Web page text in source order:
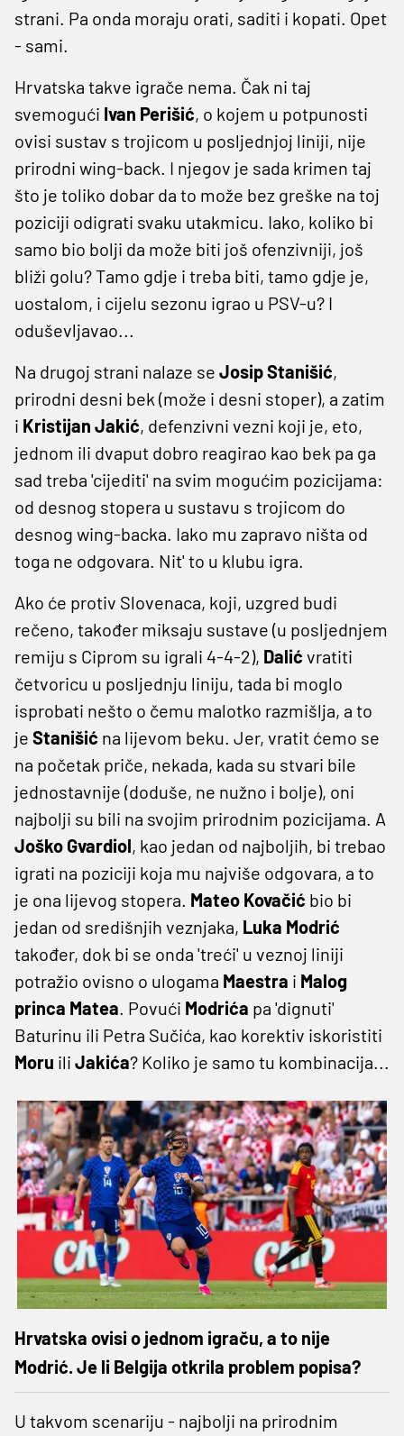
strani. Pa onda moraju orati, saditi i kopati. Opet
- sami.
Hrvatska takve igrače nema. Čak ni taj
svemogući Ivan Perišić, o kojem u potpunosti
ovisi sustav s trojicom u posljednjoj liniji, nije
prirodni wing-back. I njegov je sada krimen taj
što je toliko dobar da to može bez greške na toj
poziciji odigrati svaku utakmicu. Iako, koliko bi
samo bio bolji da može biti još ofenzivniji, još
bliži golu? Tamo gdje i treba biti, tamo gdje je,
uostalom, i cijelu sezonu igrao u PSV-u? I
oduševljavao...
Na drugoj strani nalaze se Josip Stanišić,
prirodni desni bek (može i desni stoper), a zatim
i Kristijan Jakić, defenzivni vezni koji je, eto,
jednom ili dvaput dobro reagirao kao bek pa ga
sad treba 'cijediti' na svim mogućim pozicijama:
od desnog stopera u sustavu s trojicom do
desnog wing-backa. Iako mu zapravo ništa od
toga ne odgovara. Nit' to u klubu igra.
Ako će protiv Slovenaca, koji, uzgred budi
rečeno, također miksaju sustave (u posljednjem
remiju s Ciprom su igrali 4-4-2), Dalić vratiti
četvoricu u posljednju liniju, tada bi moglo
isprobati nešto o čemu malotko razmišlja, a to
je Stanišić na lijevom beku. Jer, vratit ćemo se
na početak priče, nekada, kada su stvari bile
jednostavnije (doduše, ne nužno i bolje), oni
najbolji su bili na svojim prirodnim pozicijama. A
Joško Gvardiol, kao jedan od najboljih, bi trebao
igrati na poziciji koja mu najviše odgovara, a to
je ona lijevog stopera. Mateo Kovačić bio bi
jedan od središnjih veznjaka, Luka Modrić
također, dok bi se onda 'treći' u veznoj liniji
potražio ovisno o ulogama Maestra i Malog
princa Matea. Povući Modrića pa 'dignuti'
Baturinu ili Petra Sučića, kao korektiv iskoristiti
Moru ili Jakića? Koliko je samo tu kombinacija...
Hrvatska ovisi o jednom igraču, a to nije
Modrić. Je li Belgija otkrila problem popisa?
U takvom scenariju - najbolji na prirodnim